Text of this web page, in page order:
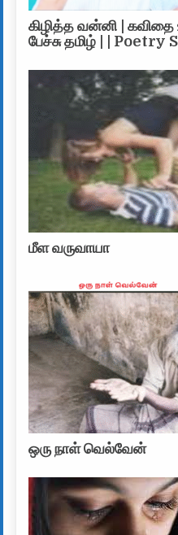
கிழித்த வன்னி | கவிதை
பேச்சு தமிழ் | |
மீள வருவாயா
ஒரு நாள் வெல்வேன்